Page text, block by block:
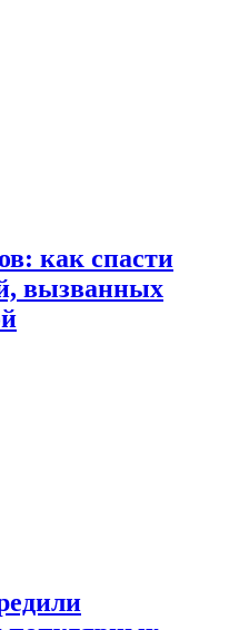
как спасти
вызванных